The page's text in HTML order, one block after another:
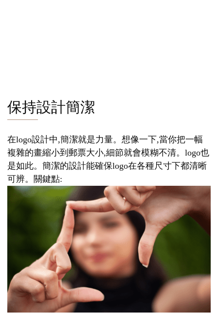
保持設計簡潔
在logo設計中,簡潔就是力量。想像一下,當你把一幅
複雜的畫縮小到郵票大小,細節就會模糊不清。logo也
是如此。簡潔的設計能確保logo在各種尺寸下都清晰
可辨。關鍵點: